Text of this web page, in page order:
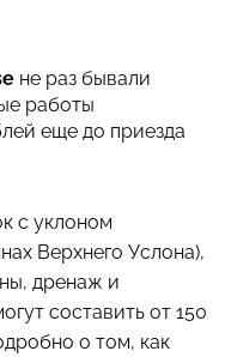
не раз бывали
работы
еще до приезда
с уклоном
Верхнего Услона),
дренаж и
составить от 150
о том, как